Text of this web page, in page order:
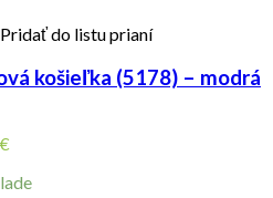
Pridať do listu prianí
košieľka (5178) – modrá
€